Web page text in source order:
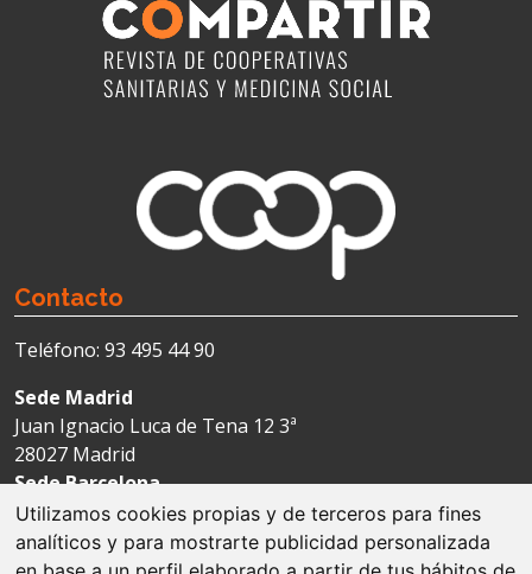
Utilizamos cookies propias y de terceros para fines
analíticos y para mostrarte publicidad personalizada
Contacto
Teléfono: 93 495 44 90
Sede Madrid
Juan Ignacio Luca de Tena 12 3ª
28027 Madrid
Sede Barcelona
Avda. Josep Tarradellas 123-127 4ª
08029 Barcelona